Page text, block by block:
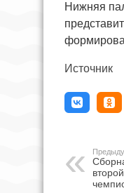
Нижняя
Источник